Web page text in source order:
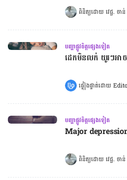
ពិនិត្យដោយ វេជ្ជ. ច
បញ្ហាផ្លូវចិត្តផ្សេងទៀត
ដេក​មិន​លក់​ យូរៗ​អាច​
ផ្ទៀងផ្ទាត់ដោយ
បញ្ហាផ្លូវចិត្តផ្សេងទៀត
Major depression
ពិនិត្យដោយ វេជ្ជ. ច